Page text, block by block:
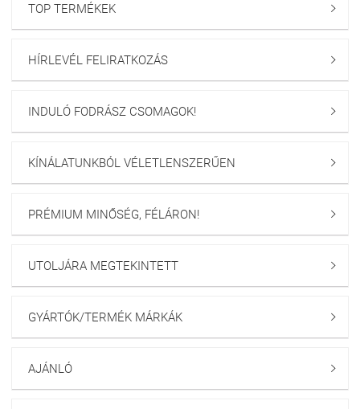
TOP TERMÉKEK 
HÍRLEVÉL FELIRATKOZÁS 
INDULÓ FODRÁSZ CSOMAGOK! 
KÍNÁLATUNKBÓL VÉLETLENSZERŰEN 
PRÉMIUM MINŐSÉG, FÉLÁRON! 
UTOLJÁRA MEGTEKINTETT 
GYÁRTÓK/TERMÉK MÁRKÁK 
AJÁNLÓ 